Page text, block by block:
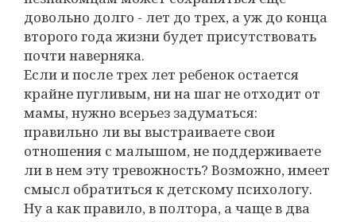
довольно долго - лет до трех, а уж до конца
второго года жизни будет присутствовать
почти наверняка.
Если и после трех лет ребенок остается
крайне пугливым, ни на шаг не отходит от
мамы, нужно всерьез задуматься:
правильно ли вы выстраиваете свои
отношения с малышом, не поддерживаете
ли в нем эту тревожность? Возможно, имеет
смысл обратиться к детскому психологу.
Ну а как правило, в полтора, а чаще в два